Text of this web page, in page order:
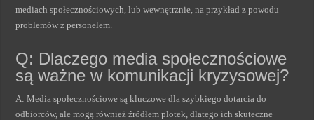
mediach społecznościowych, lub wewnętrznie, na przykład z powodu
problemów z personelem.
Q: Dlaczego media społecznościowe
są ważne w komunikacji kryzysowej?
A: Media społecznościowe są kluczowe dla szybkiego dotarcia do
odbiorców, ale mogą również źródłem plotek, dlatego ich skuteczne